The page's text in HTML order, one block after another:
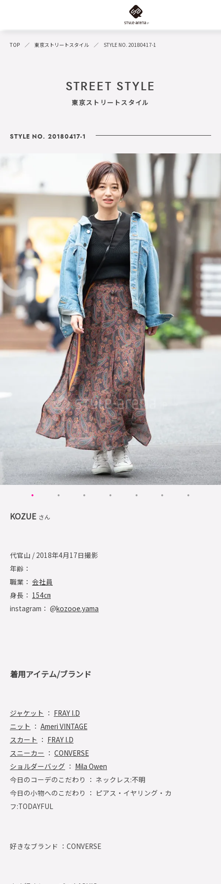
TOP 東京ストリートスタイル STYLE NO. 20180417-1
STREET STYLE
東京ストリートスタイル
STYLE NO. 20180417-1
KOZUE さん
代官山 / 2018年4月17日撮影
年齢：
職業： 会社員
身長： 154㎝
instagram： @kozooe.yama
着用アイテム/ブランド
ジャケット ： FRAY I.D
ニット ： Ameri VINTAGE
スカート ： FRAY I.D
スニーカー ： CONVERSE
ショルダーバッグ ： Mila Owen
今日のコーデのこだわり ： ネックレス:不明
今日の小物へのこだわり ： ピアス・イヤリング・カ
フ:TODAYFUL
好きなブランド ： CONVERSE